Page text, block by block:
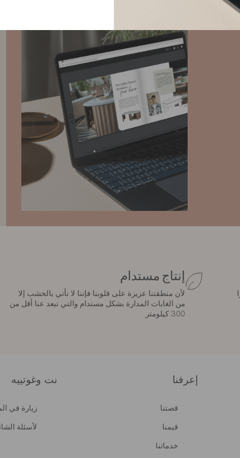
إنتاج مستدام
لأن منطقتنا عزيزة على قلوبنا فإننا لا نأتي بالخشب إلا
من الغابات المدارة بشكل مستدام والتي تبعد عنا أقل من
300 كيلومتر.
إعرفنا
قصتنا
قيمنا
خدماتنا
نت وغوتييه
زيارة في
لأسئلة